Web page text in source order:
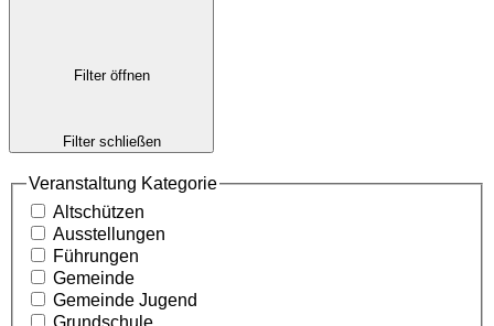
Filter öffnen
Filter schließen
Veranstaltung Kategorie
Altschützen
Ausstellungen
Führungen
Gemeinde
Gemeinde Jugend
Grundschule